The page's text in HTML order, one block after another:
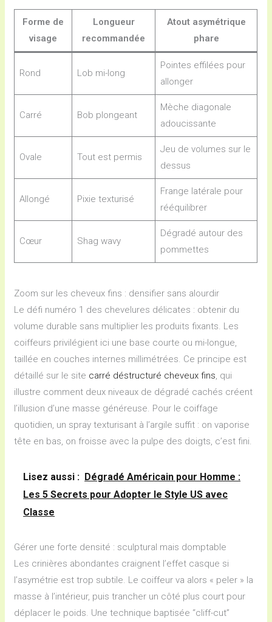
Forme de
visage
Longueur
recommandée
Atout asymétrique
phare
Rond Lob mi-long
Pointes effilées pour
allonger
Carré Bob plongeant
Mèche diagonale
adoucissante
Ovale Tout est permis
Jeu de volumes sur le
dessus
Allongé Pixie texturisé
Frange latérale pour
rééquilibrer
Cœur Shag wavy
Dégradé autour des
pommettes
Zoom sur les cheveux fins : densifier sans alourdir
Le défi numéro 1 des chevelures délicates : obtenir du
volume durable sans multiplier les produits fixants. Les
coiffeurs privilégient ici une base courte ou mi-longue,
taillée en couches internes millimétrées. Ce principe est
détaillé sur le site carré déstructuré cheveux fins, qui
illustre comment deux niveaux de dégradé cachés créent
l’illusion d’une masse généreuse. Pour le coiffage
quotidien, un spray texturisant à l’argile suffit : on vaporise
tête en bas, on froisse avec la pulpe des doigts, c’est fini.
Lisez aussi : Dégradé Américain pour Homme :
Les 5 Secrets pour Adopter le Style US avec
Classe
Gérer une forte densité : sculptural mais domptable
Les crinières abondantes craignent l’effet casque si
l’asymétrie est trop subtile. Le coiffeur va alors « peler » la
masse à l’intérieur, puis trancher un côté plus court pour
déplacer le poids. Une technique baptisée “cliff-cut”